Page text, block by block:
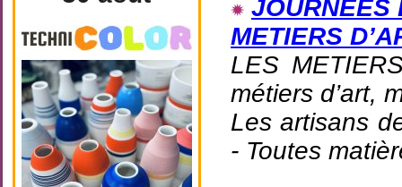
JOURNEES
METIERS
LES
métiers d’art,
Les artisans
- Toutes